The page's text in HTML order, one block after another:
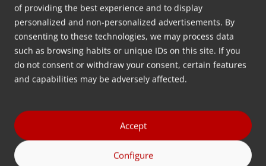
of providing the best experience and to display
personalized and non-personalized advertisements. By
consenting to these technologies, we may process data
such as browsing habits or unique IDs on this site. If you
do not consent or withdraw your consent, certain features
and capabilities may be adversely affected.
Accept
Configure
Op zoek naargratis advies
over hoe je je masterbatch het
beste kunt doseren?
nemen zo spoedig mogelijk contact met u op.
Voornaam